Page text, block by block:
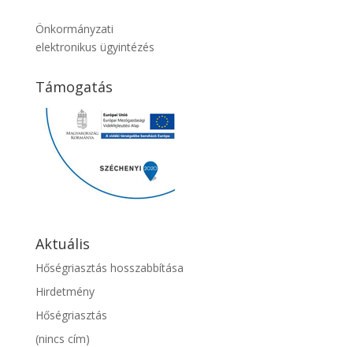
Önkormányzati
elektronikus ügyintézés
Támogatás
Aktuális
Hőségriasztás hosszabbítása
Hirdetmény
Hőségriasztás
(nincs cím)